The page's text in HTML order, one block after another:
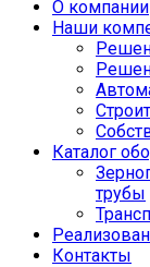
О компании
Наши
Каталог
трубы
Контакты